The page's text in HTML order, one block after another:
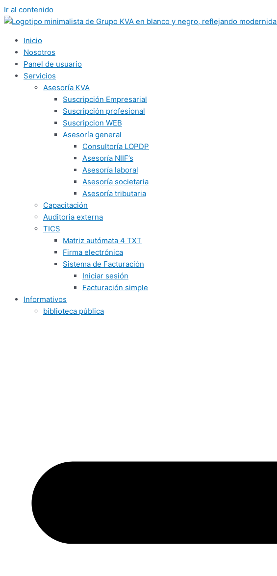
Ir al contenido
Inicio
Nosotros
Panel de usuario
Servicios
Asesoría KVA
Suscripción Empresarial
Suscripción profesional
Suscripcion WEB
Asesoría general
Consultoría LOPDP
Asesoría NIIF’s
Asesoría laboral
Asesoría societaria
Asesoría tributaria
Capacitación
Auditoria externa
TICS
Matriz autómata 4 TXT
Firma electrónica
Sistema de Facturación
Iniciar sesión
Facturación simple
Informativos
biblioteca pública